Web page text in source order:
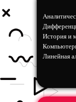
История и
Линейная